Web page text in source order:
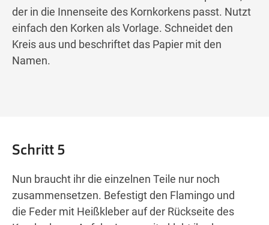
der in die Innenseite des Kornkorkens passt. Nutzt
einfach den Korken als Vorlage. Schneidet den
Kreis aus und beschriftet das Papier mit den
Namen.
Schritt 5
Nun braucht ihr die einzelnen Teile nur noch
zusammensetzen. Befestigt den Flamingo und
die Feder mit Heißkleber auf der Rückseite des